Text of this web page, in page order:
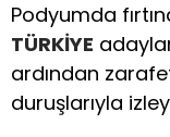
Podyumda
TÜRKİYE
ardından
duruşlarıyla